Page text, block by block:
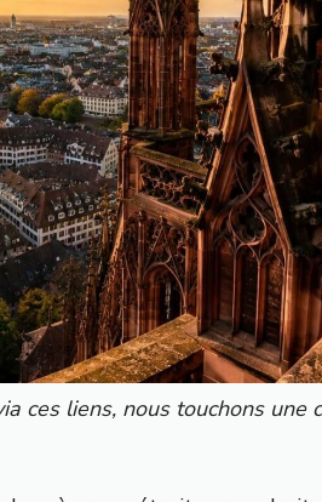
ces liens, nous touchons une